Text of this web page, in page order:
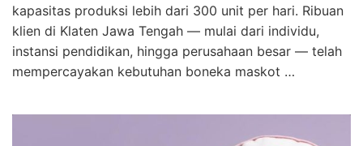
kapasitas produksi lebih dari 300 unit per hari. Ribuan
klien di Klaten Jawa Tengah — mulai dari individu,
instansi pendidikan, hingga perusahaan besar — telah
mempercayakan kebutuhan boneka maskot …